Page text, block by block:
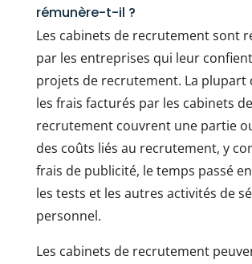
rémunère-t-il ?
Les cabinets de recrutement sont
par les entreprises qui leur
projets de recrutement. La plupart
les frais facturés par les cabinets de
recrutement couvrent une partie
des coûts liés au recrutement, y
frais de publicité, le temps passé
les tests et les autres activités de
personnel.
Les cabinets de recrutement